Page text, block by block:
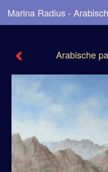
Arabische